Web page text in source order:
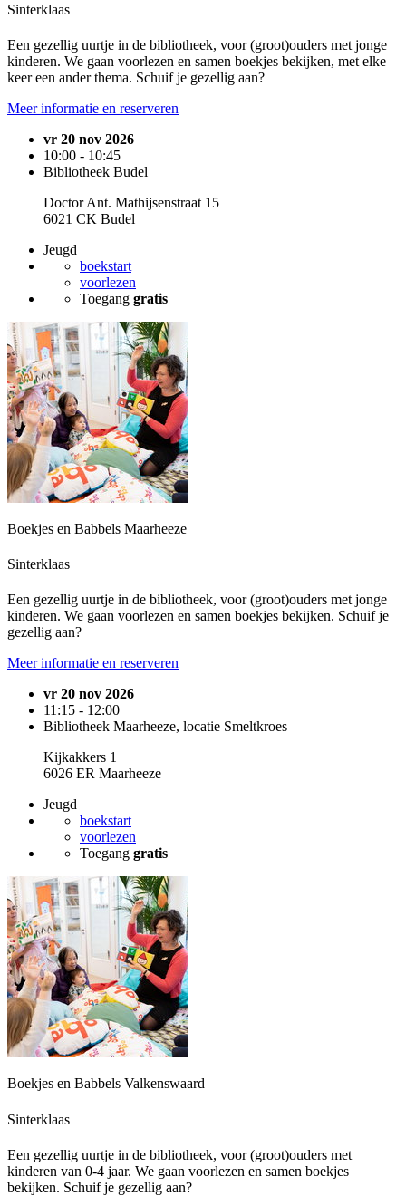
Sinterklaas
Een gezellig uurtje in de bibliotheek, voor (groot)ouders met jonge
kinderen. We gaan voorlezen en samen boekjes bekijken, met elke
keer een ander thema. Schuif je gezellig aan?
Meer informatie en reserveren
vr 20 nov 2026
10:00 - 10:45
Bibliotheek Budel
Doctor Ant. Mathijsenstraat 15
6021 CK Budel
Jeugd
boekstart
voorlezen
Toegang gratis
Boekjes en Babbels Maarheeze
Sinterklaas
Een gezellig uurtje in de bibliotheek, voor (groot)ouders met jonge
kinderen. We gaan voorlezen en samen boekjes bekijken. Schuif je
gezellig aan?
Meer informatie en reserveren
vr 20 nov 2026
11:15 - 12:00
Bibliotheek Maarheeze, locatie Smeltkroes
Kijkakkers 1
6026 ER Maarheeze
Jeugd
boekstart
voorlezen
Toegang gratis
Boekjes en Babbels Valkenswaard
Sinterklaas
Een gezellig uurtje in de bibliotheek, voor (groot)ouders met
kinderen van 0-4 jaar. We gaan voorlezen en samen boekjes
bekijken. Schuif je gezellig aan?